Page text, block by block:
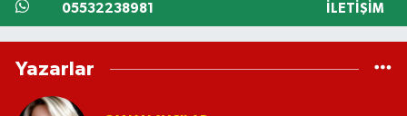
05532238981 İLETIŞIM
Yazarlar